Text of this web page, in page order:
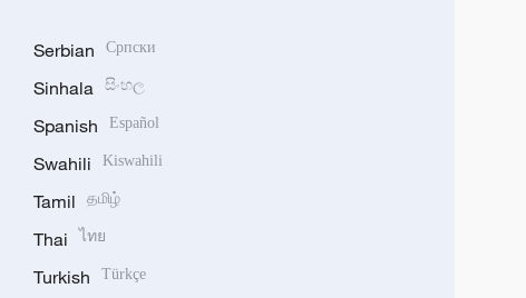
Serbian Српски
Sinhala සිංහල
Spanish Español
Swahili Kiswahili
Tamil தமிழ்
Thai ไทย
Turkish Türkçe